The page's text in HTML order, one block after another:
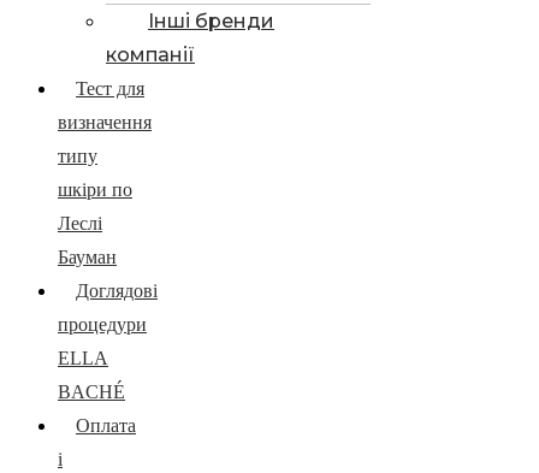
Інші бренди
компанії
Тест для
визначення
типу
шкіри по
Леслі
Бауман
Доглядові
процедури
ELLA
BACHÉ
Оплата
і